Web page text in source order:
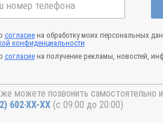
согласиена обработку моих персональных
конфиденциальности
согласиена получение рекламы, новостей,
можете позвонить самостоятельно
602-44-77 (с 09:00 до 20:00)